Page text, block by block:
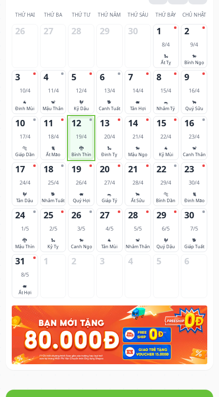
THỨ HAI THỨ BA THỨ TƯ THỨ NĂM THỨ SÁU THỨ BẢY CHỦ NHẬT
26 27 28 29 30 1
8/4
🐍
Ất Tỵ
2
9/4
🐎
Bính Ngọ
3
10/4
🐐
Đinh Mùi
4
11/4
🐒
Mậu Thân
5
12/4
🐓
Kỷ Dậu
6
13/4
🐕
Canh Tuất
7
14/4
🐖
Tân Hợi
8
15/4
🐀
Nhâm Tý
9
16/4
🐂
Quý Sửu
10
17/4
🐅
Giáp Dần
11
18/4
🐈
Ất Mão
12
19/4
🐉
Bính Thìn
13
20/4
🐍
Đinh Tỵ
14
21/4
🐎
Mậu Ngọ
15
22/4
🐐
Kỷ Mùi
16
23/4
🐒
Canh Thân
17
24/4
🐓
Tân Dậu
18
25/4
🐕
Nhâm Tuất
19
26/4
🐖
Quý Hợi
20
27/4
🐀
Giáp Tý
21
28/4
🐂
Ất Sửu
22
29/4
🐅
Bính Dần
23
30/4
🐈
Đinh Mão
24
1/5
🐉
Mậu Thìn
25
2/5
🐍
Kỷ Tỵ
26
3/5
🐎
Canh Ngọ
27
4/5
🐐
Tân Mùi
28
5/5
🐒
Nhâm Thân
29
6/5
🐓
Quý Dậu
30
7/5
🐕
Giáp Tuất
31
8/5
🐖
Ất Hợi
1 2 3 4 5 6